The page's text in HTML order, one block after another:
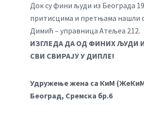
Док су фини људи из Београда
притисцима и претњама нашли
Димић – управница Атељеа 212.
ИЗГЛЕДА ДА ОД ФИНИХ ЉУДИ
СВИ СВИРАЈУ У ДИПЛЕ!
Удружење жена са КиМ
Београд, Сремска бр.6